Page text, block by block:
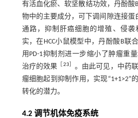
有活血化瘀、软坚散结功效，丹酚酸
物中的主要成分，可下调间隙连接蛋
通路，抑制肝癌细胞的增殖、侵袭
实，在HCC小鼠模型中，丹酚酸B联
用PD-1抑制剂进一步缩小了肿瘤重
治疗的效果
23
。由此可见，中药
瘤细胞起到抑制作用，实现“1+1>2”
转化的潜力。
4.2 调节机体免疫系统